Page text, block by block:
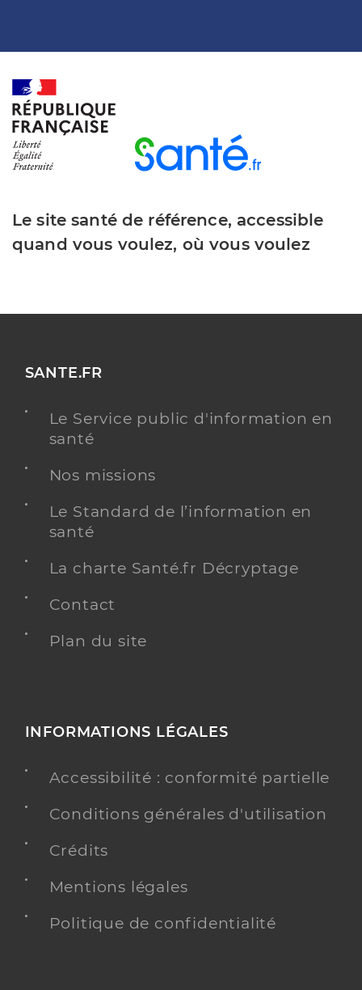
Le site santé de référence, accessible
quand vous voulez, où vous voulez
SANTE.FR
Le Service public d'information en
santé
Nos missions
Le Standard de l’information en
santé
La charte Santé.fr Décryptage
Contact
Plan du site
INFORMATIONS LÉGALES
Accessibilité : conformité partielle
Conditions générales d'utilisation
Crédits
Mentions légales
Politique de confidentialité